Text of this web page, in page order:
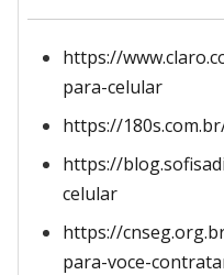
https://
para-celular
https://
https://
celular
https://
para-voce-